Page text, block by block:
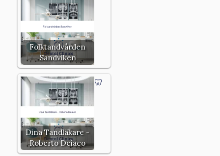
Folktandvården
Sandviken
Dina Tandläkare -
Roberto Deiaco